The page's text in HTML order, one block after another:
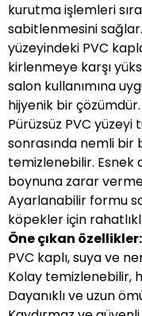
kurutma işlemleri
sabitlenmesini sağlar.
yüzeyindeki PVC
kirlenmeye karşı
salon kullanımına
hijyenik bir çözümdür.
Pürüzsüz PVC
sonrasında nemli
temizlenebilir. Esnek
boynuna zarar
Ayarlanabilir formu
köpekler için
Öne çıkan özellikler:
PVC kaplı, suya ve
Kolay temizlenebilir,
Dayanıklı ve uzun